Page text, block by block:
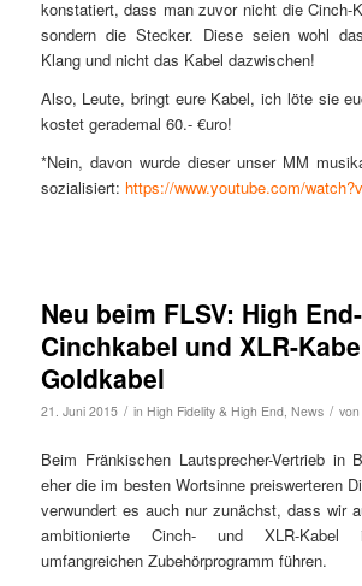
konstatiert, dass man zuvor nicht die Cinch-
sondern die Stecker. Diese seien wohl
Klang und nicht das Kabel dazwischen!
Also, Leute, bringt eure Kabel, ich löte sie
kostet gerademal 60.- €uro!
*Nein, davon wurde dieser unser MM
sozialisiert: https://www.youtube.com/
Neu beim FLSV: High End-
Cinchkabel und XLR-
Goldkabel
21. Juni 2015 / in High Fidelity & High End, News / von
Beim Fränkischen Lautsprecher-Vertrieb in
eher die im besten Wortsinne preiswerteren
verwundert es auch nur zunächst, dass wir
ambitionierte Cinch- und XLR-
umfangreichen Zubehörprogramm führen.